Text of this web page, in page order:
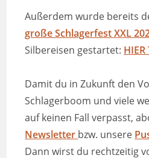
Außerdem wurde bereits
große Schlagerfest XXL
Silbereisen gestartet: HIER
Damit du in Zukunft den
Schlagerboom und viele
auf keinen Fall verpasst,
Newsletter bzw. unsere
Dann wirst du rechtzeitig